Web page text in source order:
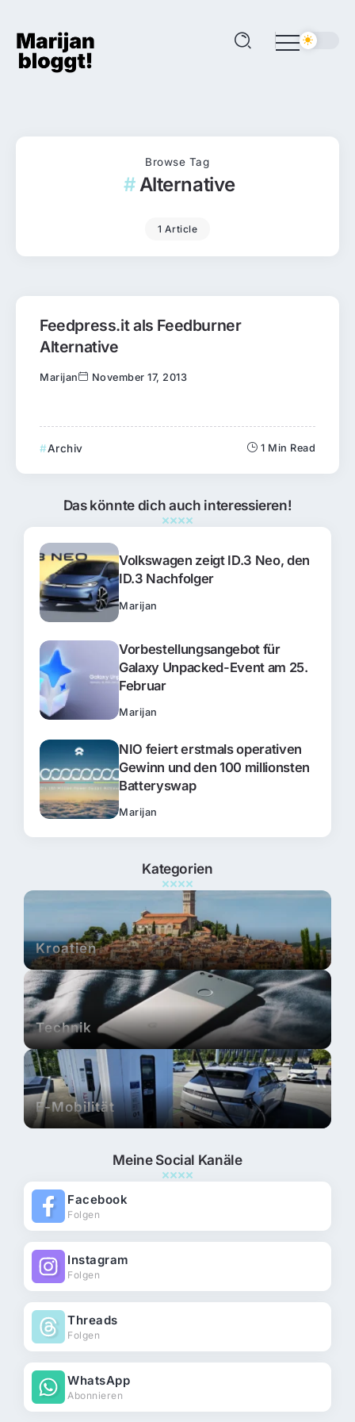
Browse Tag
Alternative
1 Article
Feedpress.it als Feedburner
Alternative
Marijan November 17, 2013
Archiv 1 Min Read
Das könnte dich auch interessieren!
Volkswagen zeigt ID.3 Neo, den
ID.3 Nachfolger
Marijan
Vorbestellungsangebot für
Galaxy Unpacked-Event am 25.
Februar
Marijan
NIO feiert erstmals operativen
Gewinn und den 100 millionsten
Batteryswap
Marijan
Kategorien
Kroatien
Technik
E-Mobilität
Meine Social Kanäle
Facebook
Folgen
Instagram
Folgen
Threads
Folgen
WhatsApp
Abonnieren